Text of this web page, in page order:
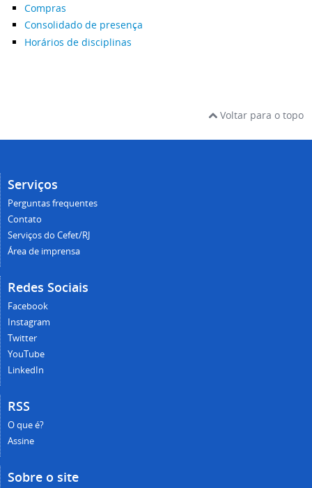
Compras
Consolidado de presença
Horários de disciplinas
Voltar para o topo
Serviços
Perguntas frequentes
Contato
Serviços do Cefet/RJ
Área de imprensa
Redes Sociais
Facebook
Instagram
Twitter
YouTube
LinkedIn
RSS
O que é?
Assine
Sobre o site